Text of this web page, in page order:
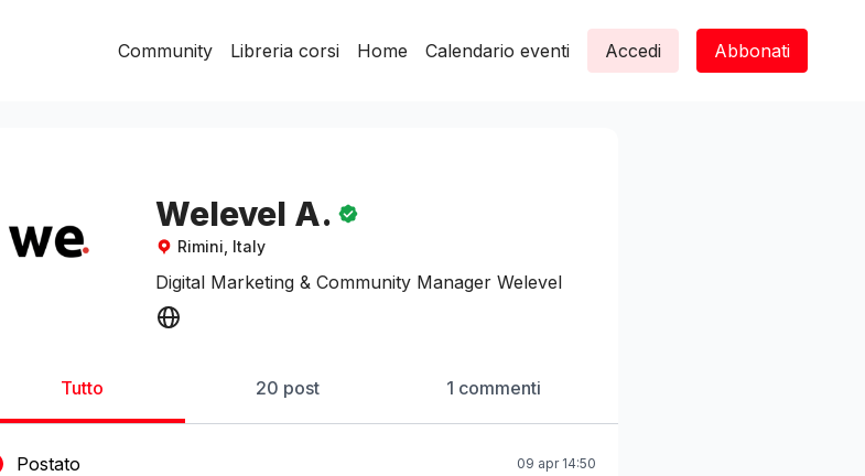
Community Libreria corsi Home Calendario eventi Accedi Abbonati
Welevel A.
Rimini, Italy
Digital Marketing & Community Manager Welevel
Tutto 20 post 1 commenti
Postato 09 apr 14:50